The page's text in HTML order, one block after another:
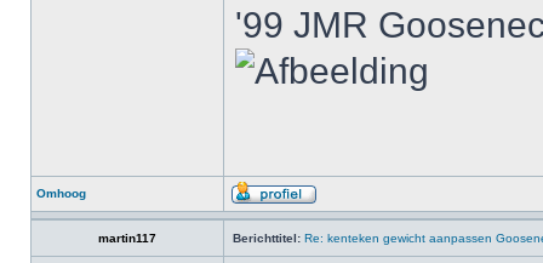
'99 JMR
Omhoog
martin117 Berichttitel: Re: kenteken gewicht aanpassen